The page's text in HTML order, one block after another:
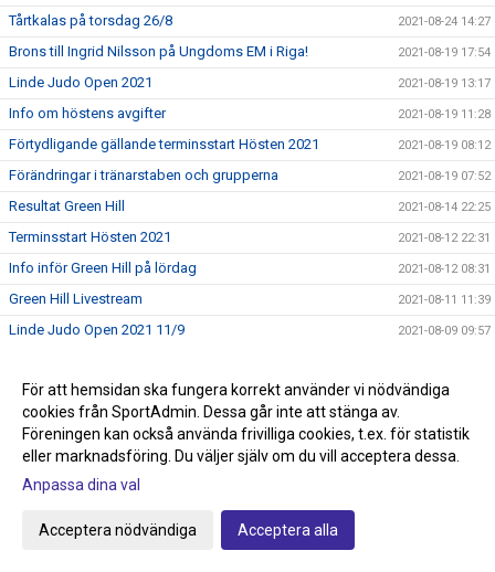
Tårtkalas på torsdag 26/8 2021-08-24 14:27
Brons till Ingrid Nilsson på Ungdoms EM i Riga! 2021-08-19 17:54
Linde Judo Open 2021 2021-08-19 13:17
Info om höstens avgifter 2021-08-19 11:28
Förtydligande gällande terminsstart Hösten 2021 2021-08-19 08:12
Förändringar i tränarstaben och grupperna 2021-08-19 07:52
Resultat Green Hill 2021-08-14 22:25
Terminsstart Hösten 2021 2021-08-12 22:31
Info inför Green Hill på lördag 2021-08-12 08:31
Green Hill Livestream 2021-08-11 11:39
Linde Judo Open 2021 11/9 2021-08-09 09:57
OS Judon är slut för denna gång. 2021-07-31 13:36
Obs kvällens sommarträning börjar idag 18.30
Lite mer OS! 2021-07-22 13:26
Kväll/natt event för att kolla på Anna Bernholm
Livesändningar från Lindekampen
För att hemsidan ska fungera korrekt använder vi nödvändiga
cookies från SportAdmin. Dessa går inte att stänga av.
Föreningen kan också använda frivilliga cookies, t.ex. för statistik
eller marknadsföring. Du väljer själv om du vill acceptera dessa.
Anpassa dina val
Acceptera nödvändiga Acceptera alla